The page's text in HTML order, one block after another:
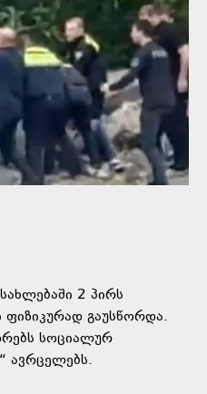
2 პირს
გაუსწორდა.
სოციალურ
ავრცელებს.